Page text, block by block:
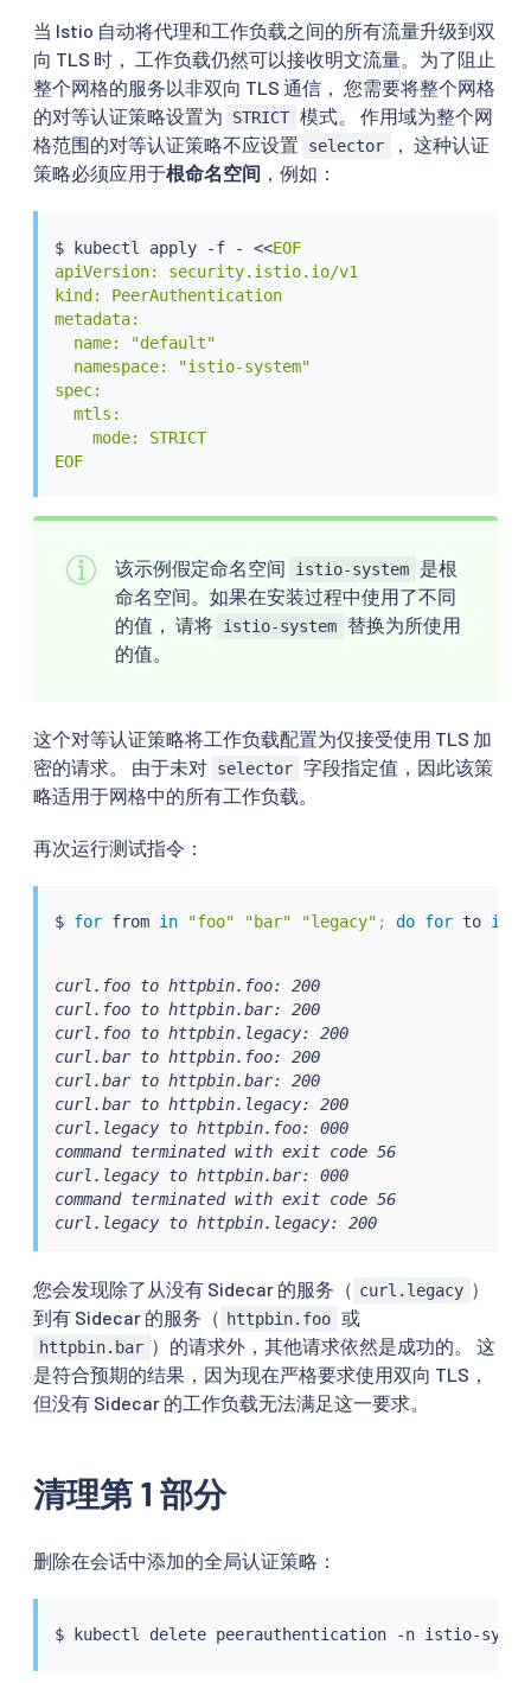
当 Istio 自动将代理和工作负载之间的所有流量升级到双
向 TLS 时， 工作负载仍然可以接收明文流量。为了阻止
整个网格的服务以非双向 TLS 通信， 您需要将整个网格
的对等认证策略设置为
STRICT 模式。 作用域为整个网
格范围的对等认证策略不应设置
selector
， 这种认证
策略必须应用于根命名空间 ，例如：
$ kubectl apply -f - <<EOF
apiVersion: security.istio.io/v1
kind: PeerAuthentication
metadata:
  name: "default"
  namespace: "istio-system"
spec:
  mtls:
    mode: STRICT
EOF
该示例假定命名空间 istio-system
是根
命名空间。如果在安装过程中使用了不同
的值， 请将 istio-system
替换为所使用
的值。
这个对等认证策略将工作负载配置为仅接受使用 TLS 加
密的请求。 由于未对 selector 字段指定值，因此该策
略适用于网格中的所有工作负载。
再次运行测试指令：
$ for from in "foo" "bar" "legacy" ; do for to in
curl.foo to httpbin.foo: 200
curl.foo to httpbin.bar: 200
curl.foo to httpbin.legacy: 200
curl.bar to httpbin.foo: 200
curl.bar to httpbin.bar: 200
curl.bar to httpbin.legacy: 200
curl.legacy to httpbin.foo: 000
command terminated with exit code 56
curl.legacy to httpbin.bar: 000
command terminated with exit code 56
curl.legacy to httpbin.legacy: 200
您会发现除了从没有 Sidecar 的服务（ curl.legacy ）
到有 Sidecar 的服务（ httpbin.foo 或
httpbin.bar ）的请求外，其他请求依然是成功的。 这
是符合预期的结果，因为现在严格要求使用双向 TLS，
但没有 Sidecar 的工作负载无法满足这一要求。
清理第 1 部分
删除在会话中添加的全局认证策略：
$ kubectl